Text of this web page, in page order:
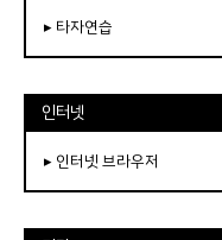
▸ 타자연습
인터넷
▸ 인터넷 브라우저